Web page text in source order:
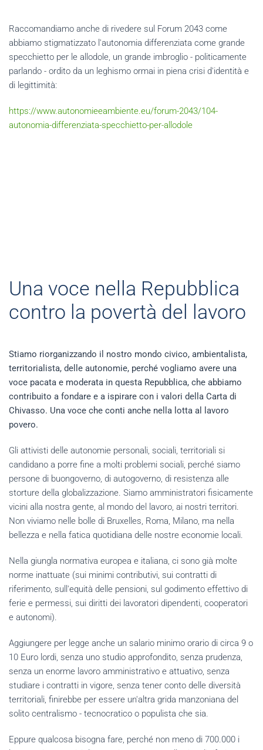
Raccomandiamo anche di rivedere sul Forum 2043 come
abbiamo stigmatizzato l'autonomia differenziata come grande
specchietto per le allodole, un grande imbroglio - politicamente
parlando - ordito da un leghismo ormai in piena crisi d'identità e
di legittimità:
https://www.autonomieeambiente.eu/forum-2043/104-
autonomia-differenziata-specchietto-per-allodole
Una voce nella Repubblica
contro la povertà del lavoro
Stiamo riorganizzando il nostro mondo civico, ambientalista,
territorialista, delle autonomie, perché vogliamo avere una
voce pacata e moderata in questa Repubblica, che abbiamo
contribuito a fondare e a ispirare con i valori della Carta di
Chivasso. Una voce che conti anche nella lotta al lavoro
povero.
Gli attivisti delle autonomie personali, sociali, territoriali si
candidano a porre fine a molti problemi sociali, perché siamo
persone di buongoverno, di autogoverno, di resistenza alle
storture della globalizzazione. Siamo amministratori fisicamente
vicini alla nostra gente, al mondo del lavoro, ai nostri territori.
Non viviamo nelle bolle di Bruxelles, Roma, Milano, ma nella
bellezza e nella fatica quotidiana delle nostre economie locali.
Nella giungla normativa europea e italiana, ci sono già molte
norme inattuate (sui minimi contributivi, sui contratti di
riferimento, sull'equità delle pensioni, sul godimento effettivo di
ferie e permessi, sui diritti dei lavoratori dipendenti, cooperatori
e autonomi).
Aggiungere per legge anche un salario minimo orario di circa 9 o
10 Euro lordi, senza uno studio approfondito, senza prudenza,
senza un enorme lavoro amministrativo e attuativo, senza
studiare i contratti in vigore, senza tener conto delle diversità
territoriali, finirebbe per essere un'altra grida manzoniana del
solito centralismo - tecnocratico o populista che sia.
Eppure qualcosa bisogna fare, perché non meno di 700.000 i